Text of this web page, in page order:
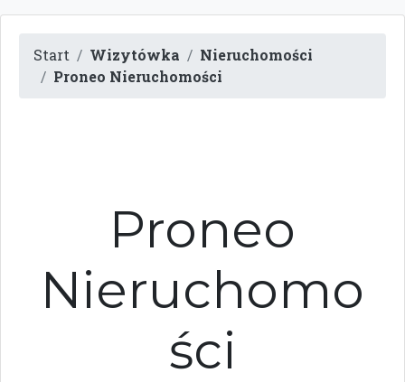
Start Wizytówka
Nieruchomości
Proneo Nieruchomości
Proneo
Nieruchomo
ści